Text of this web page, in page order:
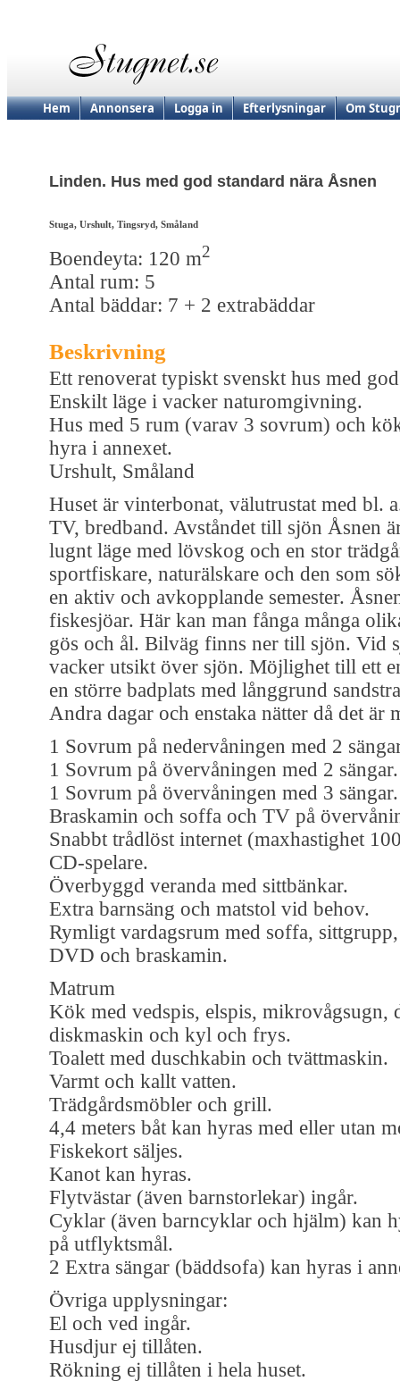
Hem Annonsera Logga in Efterlysningar Om
Linden. Hus med god standard nära Åsnen
Stuga, Urshult, Tingsryd, Småland
Boendeyta: 120 m2
Antal rum: 5
Antal bäddar: 7 + 2 extrabäddar
Beskrivning
Ett renoverat typiskt svenskt hus med
Enskilt läge i vacker naturomgivning.
Hus med 5 rum (varav 3 sovrum) och
hyra i annexet.
Urshult, Småland
Huset är vinterbonat, välutrustat med bl.
TV, bredband. Avståndet till sjön Åsnen
lugnt läge med lövskog och en stor
sportfiskare, naturälskare och den som
en aktiv och avkopplande semester.
fiskesjöar. Här kan man fånga många
gös och ål. Bilväg finns ner till sjön. Vid
vacker utsikt över sjön. Möjlighet till ett
en större badplats med långgrund
Andra dagar och enstaka nätter då det är
1 Sovrum på nedervåningen med 2
1 Sovrum på övervåningen med 2 sängar.
1 Sovrum på övervåningen med 3 sängar.
Braskamin och soffa och TV på
Snabbt trådlöst internet (maxhastighet
CD-spelare.
Överbyggd veranda med sittbänkar.
Extra barnsäng och matstol vid behov.
Rymligt vardagsrum med soffa,
DVD och braskamin.
Matrum
Kök med vedspis, elspis,
diskmaskin och kyl och frys.
Toalett med duschkabin och tvättmaskin.
Varmt och kallt vatten.
Trädgårdsmöbler och grill.
4,4 meters båt kan hyras med eller utan
Fiskekort säljes.
Kanot kan hyras.
Flytvästar (även barnstorlekar) ingår.
Cyklar (även barncyklar och hjälm) kan
på utflyktsmål.
2 Extra sängar (bäddsofa) kan hyras i
Övriga upplysningar:
El och ved ingår.
Husdjur ej tillåten.
Rökning ej tillåten i hela huset.